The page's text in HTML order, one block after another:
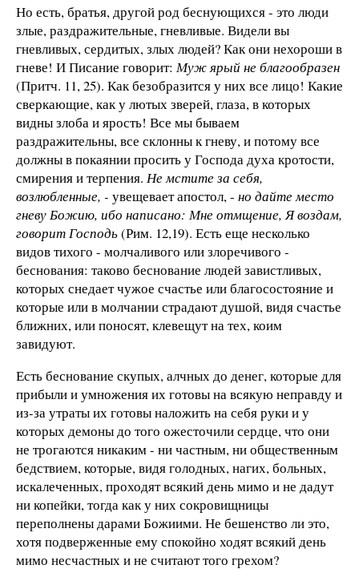
Но есть, братья, другой род беснующихся - это люди
злые, раздражительные, гневливые. Видели вы
гневливых, сердитых, злых людей? Как они нехороши в
гневе! И Писание говорит: Муж ярый не благообразен
(Притч. 11, 25). Как безобразится у них все лицо! Какие
сверкающие, как у лютых зверей, глаза, в которых
видны злоба и ярость! Все мы бываем
раздражительны, все склонны к гневу, и потому все
должны в покаянии просить у Господа духа кротости,
смирения и терпения. Не мстите за себя,
возлюбленные, - увещевает апостол, - но дайте место
гневу Божию, ибо написано: Мне отмщение, Я воздам,
говорит Господь(Рим. 12,19). Есть еще несколько
видов тихого - молчаливого или злоречивого -
беснования: таково беснование людей завистливых,
которых снедает чужое счастье или благосостояние и
которые или в молчании страдают душой, видя счастье
ближних, или поносят, клевещут на тех, коим
завидуют.
Есть беснование скупых, алчных до денег, которые для
прибыли и умножения их готовы на всякую неправду и
из-за утраты их готовы наложить на себя руки и у
которых демоны до того ожесточили сердце, что они
не трогаются никаким - ни частным, ни общественным
бедствием, которые, видя голодных, нагих, больных,
искалеченных, проходят всякий день мимо и не дадут
ни копейки, тогда как у них сокровищницы
переполнены дарами Божиими. Не бешенство ли это,
хотя подверженные ему спокойно ходят всякий день
мимо несчастных и не считают того грехом?